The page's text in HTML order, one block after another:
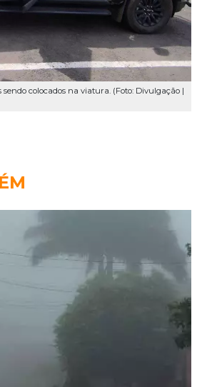
colocados na viatura. (Foto: Divulgação |